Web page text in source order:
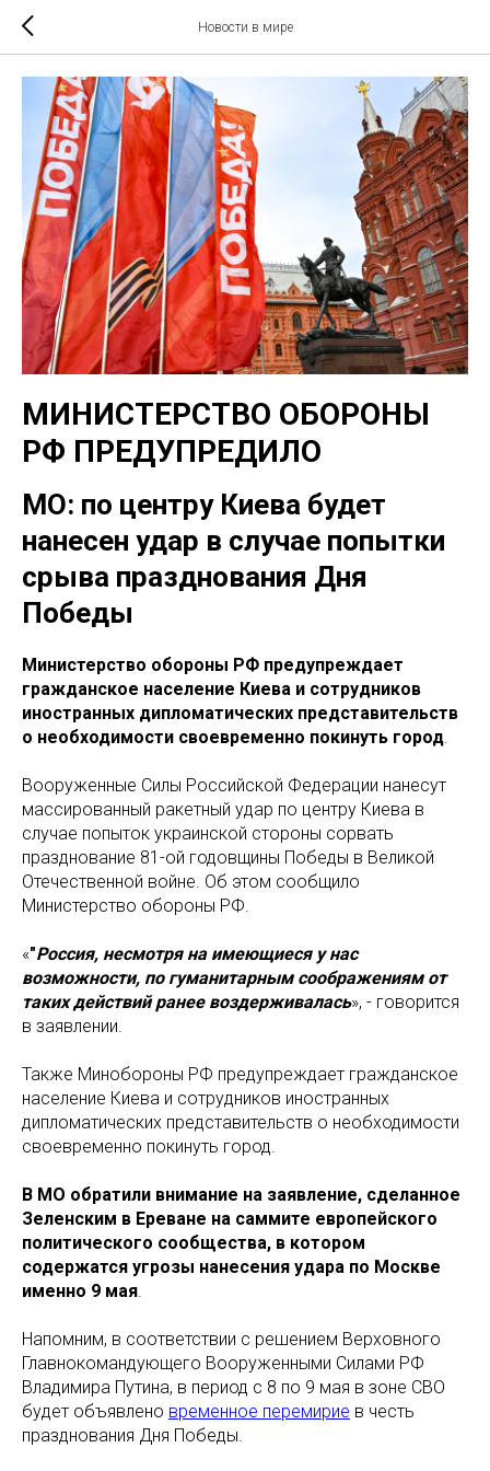
Новости в мире
МИНИСТЕРСТВО ОБОРОНЫ
РФ ПРЕДУПРЕДИЛО
МО: по центру Киева будет
нанесен удар в случае попытки
срыва празднования Дня
Победы
Министерство обороны РФ предупреждает
гражданское население Киева и сотрудников
иностранных дипломатических представительств
о необходимости своевременно покинуть город.
Вооруженные Силы Российской Федерации нанесут
массированный ракетный удар по центру Киева в
случае попыток украинской стороны сорвать
празднование 81-ой годовщины Победы в Великой
Отечественной войне. Об этом сообщило
Министерство обороны РФ.
«"Россия, несмотря на имеющиеся у нас
возможности, по гуманитарным соображениям от
таких действий ранее воздерживалась», - говорится
в заявлении.
Также Минобороны РФ предупреждает гражданское
население Киева и сотрудников иностранных
дипломатических представительств о необходимости
своевременно покинуть город.
В МО обратили внимание на заявление, сделанное
Зеленским в Ереване на саммите европейского
политического сообщества, в котором
содержатся угрозы нанесения удара по Москве
именно 9 мая.
Напомним, в соответствии с решением Верховного
Главнокомандующего Вооруженными Силами РФ
Владимира Путина, в период с 8 по 9 мая в зоне СВО
будет объявлено временное перемирие в честь
празднования Дня Победы.